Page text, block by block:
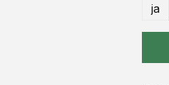
ja